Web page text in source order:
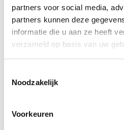
partners voor social media,
partners kunnen deze
informatie die u aan ze heeft
verzameld op basis van uw
Noodzakelijk
Voorkeuren
Totaal
€
€ 15,13
Toevoegen